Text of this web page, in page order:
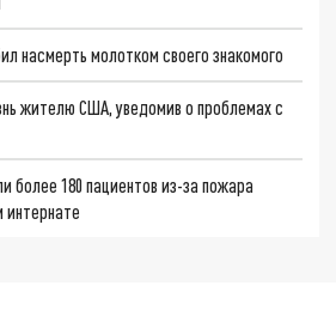
насмерть молотком своего знакомого
жителю США, уведомив о проблемах с
более 180 пациентов из-за пожара
интернате